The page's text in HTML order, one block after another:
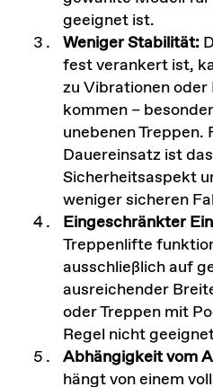
geeignet ist.
Weniger Stabilität:
fest verankert ist,
zu Vibrationen oder
kommen –
unebenen Treppen.
Dauereinsatz ist
Sicherheitsaspekt
weniger sicheren
Eingeschränkter
Treppenlifte
ausschließlich auf
ausreichender
oder Treppen mit
Regel nicht
Abhängigkeit vom
hängt von einem